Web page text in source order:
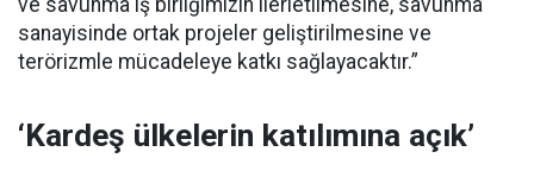
ve savunma iş birliğimizin ilerletilmesine, savunma
sanayisinde ortak projeler geliştirilmesine ve
terörizmle mücadeleye katkı sağlayacaktır.”
‘Kardeş ülkelerin katılımına açık’